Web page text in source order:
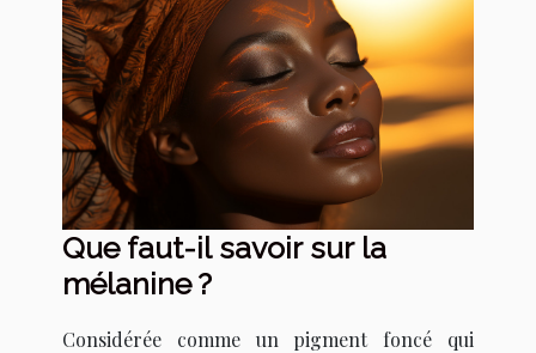
Que faut-il savoir sur la
mélanine ?
Considérée comme un pigment foncé qui